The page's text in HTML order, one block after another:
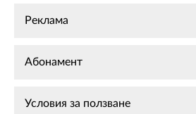
Реклама
Абонамент
Условия за ползване